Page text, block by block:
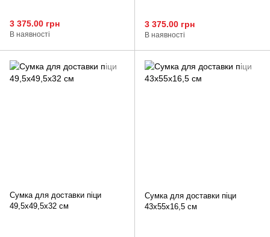
3 375.00 грн
В наявності
3 375.00 грн
В наявності
Сумка для доставки піци
49,5х49,5х32 см
Сумка для доставки піци
43х55х16,5 см